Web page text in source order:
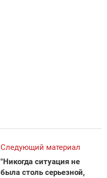
Следующий материал
"Никогда ситуация не
была столь серьезной,